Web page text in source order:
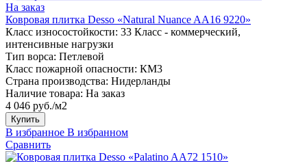
На заказ
Ковровая плитка Desso «Natural Nuance AA16 9220»
Класс износостойкости: 33 Класс - коммерческий,
интенсивные нагрузки
Тип ворса: Петлевой
Класс пожарной опасности: КМ3
Страна производства: Нидерланды
Наличие товара: На заказ
4 046 руб./м2
Купить
В избранное В избранном
Сравнить